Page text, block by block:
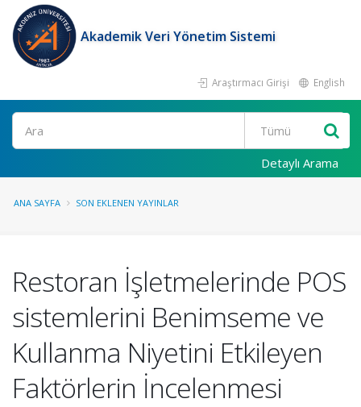
Akademik Veri Yönetim Sistemi
Araştırmacı Girişi English
Ara
Detaylı Arama
ANA SAYFA SON EKLENEN YAYINLAR
Restoran İşletmelerinde POS
sistemlerini Benimseme ve
Kullanma Niyetini Etkileyen
Faktörlerin İncelenmesi